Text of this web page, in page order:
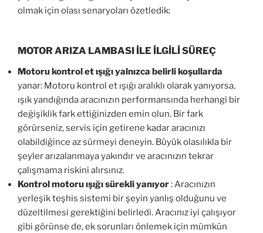
olmak için olası senaryoları özetledik:
MOTOR ARIZA LAMBASI İLE İLGİLİ SÜREÇ
Motoru kontrol et ışığı yalnızca belirli koşullarda
yanar: Motoru kontrol et ışığı aralıklı olarak yanıyorsa,
ışık yandığında aracınızın performansında herhangi bir
değişiklik fark ettiğinizden emin olun. Bir fark
görürseniz, servis için getirene kadar aracınızı
olabildiğince az sürmeyi deneyin. Büyük olasılıkla bir
şeyler arızalanmaya yakındır ve aracınızın tekrar
çalışmama riskini alırsınız.
Kontrol motoru ışığı sürekli yanıyor: Aracınızın
yerleşik teşhis sistemi bir şeyin yanlış olduğunu ve
düzeltilmesi gerektiğini belirledi. Aracınız iyi çalışıyor
gibi görünse de, ek sorunları önlemek için mümkün